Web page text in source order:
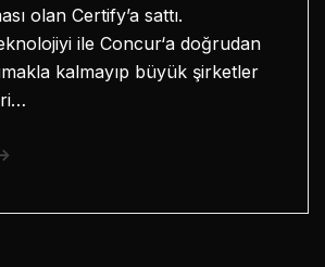
olan Certify’a sattı.
ile Concur‘a doğrudan
kalmayıp büyük şirketler